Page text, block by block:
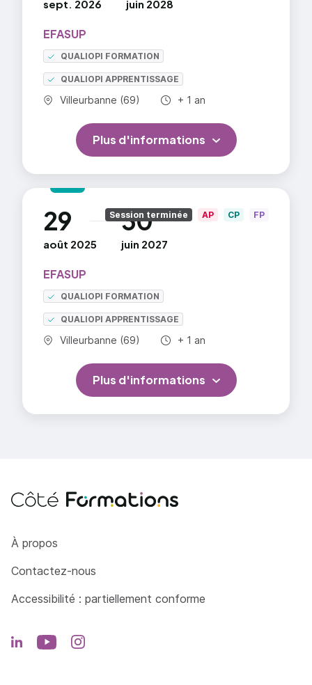
production d'informations et la mise en place
d'indicateurs soumis à la direction (soutenir le
fonctionnement et le développement de la
PME)
sept. 2026 juin 2028
EFASUP
QUALIOPI FORMATION
QUALIOPI APPRENTISSAGE
Commune :
Villeurbanne (69) Durée totale :
+ 1 an
Plus d'informations
29
août 2025
au 30
juin 2027
EFASUP
QUALIOPI FORMATION
QUALIOPI APPRENTISSAGE
Commune :
Villeurbanne (69) Durée totale :
+ 1 an
Session terminée AP CP FP
Plus d'informations
Côté Formations
À propos
Contactez-nous
Accessibilité : partiellement conforme